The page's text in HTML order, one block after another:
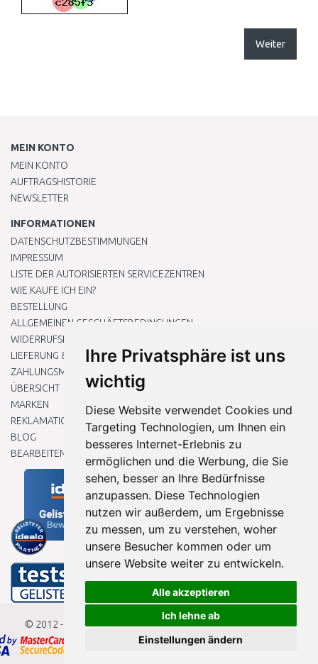
Ihre Privatsphäre ist uns
wichtig
Diese Website verwendet Cookies und
Targeting Technologien, um Ihnen ein
besseres Internet-Erlebnis zu
ermöglichen und die Werbung, die Sie
sehen, besser an Ihre Bedürfnisse
anzupassen. Diese Technologien
nutzen wir außerdem, um Ergebnisse
zu messen, um zu verstehen, woher
unsere Besucher kommen oder um
unsere Website weiter zu entwickeln.
Alle akzeptieren
Ich lehne ab
Einstellungen ändern
Weiter
MEIN KONTO
MEIN KONTO
AUFTRAGSHISTORIE
NEWSLETTER
INFORMATIONEN
DATENSCHUTZBESTIMMUNGEN
IMPRESSUM
LISTE DER AUTORISIERTEN SERVICEZENTREN
WIE KAUFE ICH EIN?
BESTELLUNG
ALLGEMEINEN GESCHÄFTSBEDINGUNGEN
WIDERRUFSRECHT
LIEFERUNG & ZAHLUNG
ZAHLUNGSMETHODEN
ÜBERSICHT
MARKEN
REKLAMATIONEN UND RETOUREN
BLOG
BEARBEITEN SIE MEINE COOKIE-EINSTELLUNGEN
© 2012 - 2026Baumarkteu.de